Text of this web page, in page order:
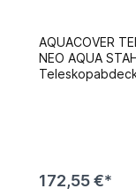
AQUACOVER
NEO AQUA
Abmessung in:
172,55 €*